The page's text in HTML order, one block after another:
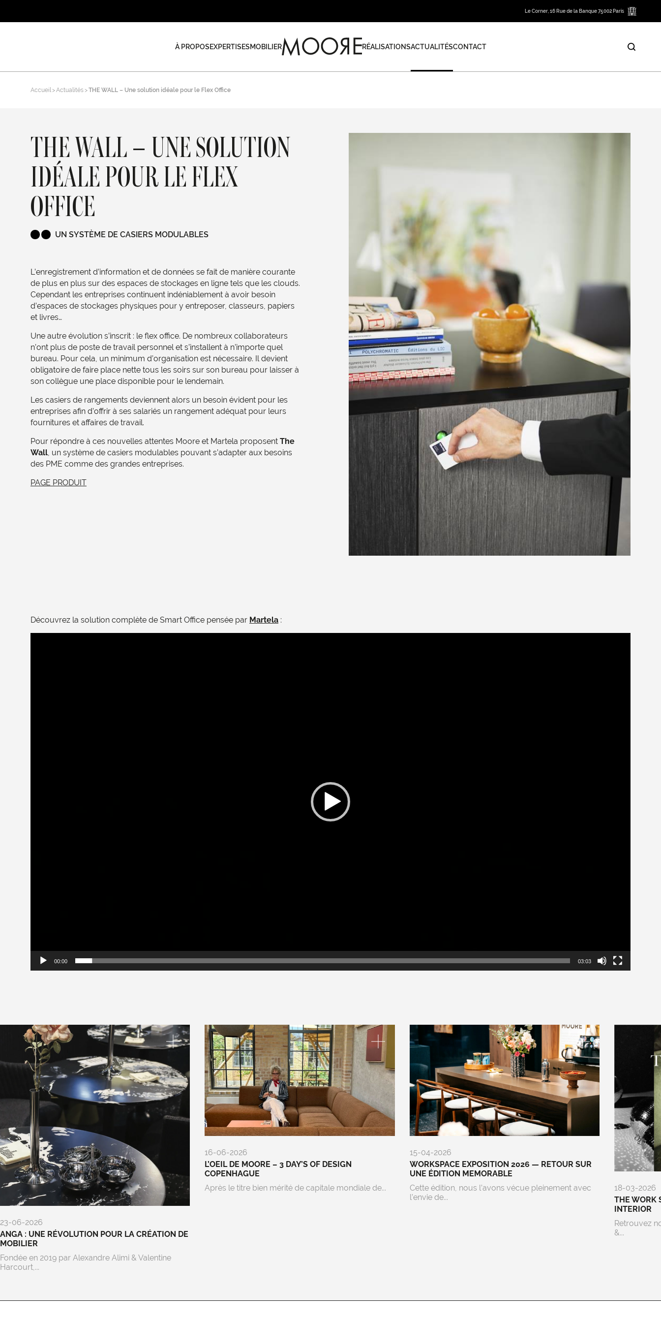
Le Corner, 16 Rue de la Banque 75002 Paris
À PROPOSEXPERTISESMOBILIER RÉALISATIONSACTUALITÉSCONTACT
Accueil Actualités THE WALL – Une solution idéale pour le Flex Office
THE WALL – UNE SOLUTION
IDÉALE POUR LE FLEX
OFFICE
UN SYSTÈME DE CASIERS MODULABLES
L’enregistrement d’information et de données se fait de manière courante
de plus en plus sur des espaces de stockages en ligne tels que les clouds.
Cependant les entreprises continuent indéniablement à avoir besoin
d’espaces de stockages physiques pour y entreposer, classeurs, papiers
et livres…
Une autre évolution s’inscrit : le flex office. De nombreux collaborateurs
n’ont plus de poste de travail personnel et s’installent à n’importe quel
bureau. Pour cela, un minimum d’organisation est nécessaire. Il devient
obligatoire de faire place nette tous les soirs sur son bureau pour laisser à
son collègue une place disponible pour le lendemain.
Les casiers de rangements deviennent alors un besoin évident pour les
entreprises afin d’offrir à ses salariés un rangement adéquat pour leurs
fournitures et affaires de travail.
Pour répondre à ces nouvelles attentes Moore et Martela proposent The
Wall, un système de casiers modulables pouvant s’adapter aux besoins
des PME comme des grandes entreprises.
PAGE PRODUIT
Découvrez la solution complète de Smart Office pensée par Martela :
00:00 03:03
23-06-2026
ANGA : UNE RÉVOLUTION POUR LA CRÉATION DE
MOBILIER
Fondée en 2019 par Alexandre Alimi & Valentine
Harcourt,...
16-06-2026
L’OEIL DE MOORE – 3 DAY’S OF DESIGN
COPENHAGUE
Après le titre bien mérité de capitale mondiale de...
15-04-2026
WORKSPACE EXPOSITION 2026 — RETOUR SUR
UNE ÉDITION MEMORABLE
Cette édition, nous l’avons vécue pleinement avec
l’envie de...
18-03-2026
THE WORK
INTERIOR
Retrouvez
&...